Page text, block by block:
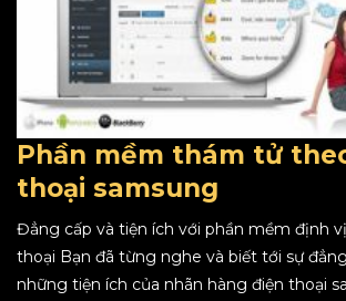
Phần mềm thám tử
thoại samsung
Đẳng cấp và tiện ích với phần mềm định
thoại Bạn đã từng nghe và biết tới sự
những tiện ích của nhãn hàng điện thoại